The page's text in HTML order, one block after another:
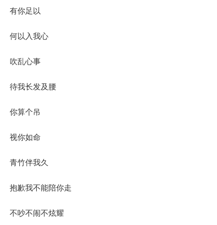
有你足以
何以入我心
吹乱心事
待我长发及腰
你算个吊
视你如命
青竹伴我久
抱歉我不能陪你走
不吵不闹不炫耀